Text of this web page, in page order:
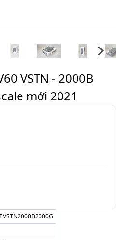
VSTN - 2000B
mới 2021